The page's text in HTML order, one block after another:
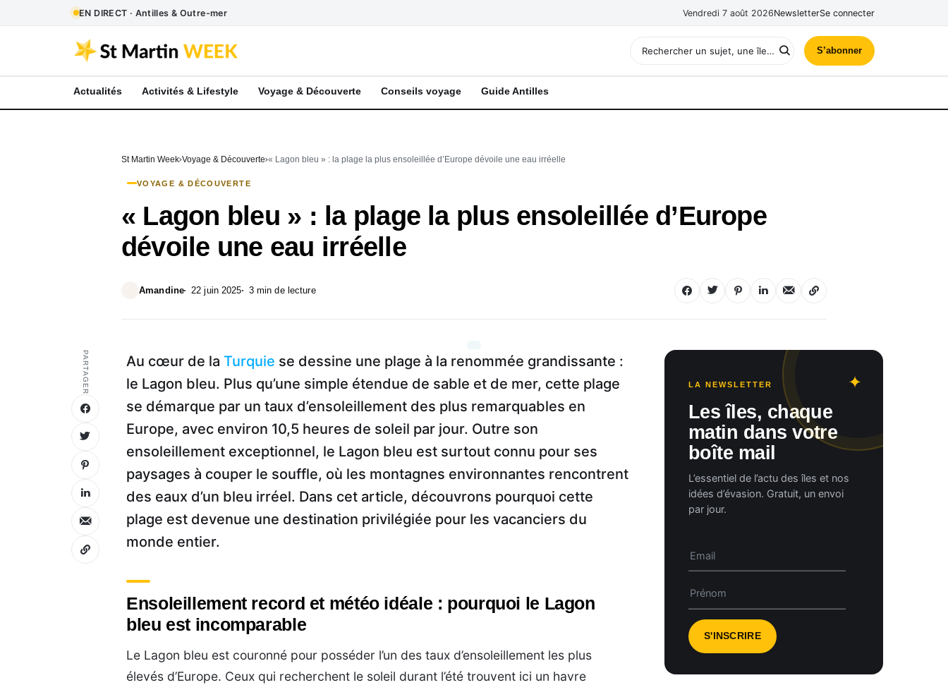
EN DIRECT · Antilles & Outre-mer Vendredi 7 août 2026NewsletterSe connecter
S’abonner
Actualités Activités & Lifestyle Voyage & Découverte Conseils voyage Guide Antilles
St Martin Week Voyage & Découverte « Lagon bleu » : la plage la plus ensoleillée d’Europe dévoile une eau irréelle
VOYAGE & DÉCOUVERTE
« Lagon bleu » : la plage la plus ensoleillée d’Europe
dévoile une eau irréelle
Amandine 22 juin 2025 3 min de lecture
PARTAGER Au cœur de laTurquie se dessine une plage à la renommée grandissante :
le Lagon bleu. Plus qu’une simple étendue de sable et de mer, cette plage
se démarque par un taux d’ensoleillement des plus remarquables en
Europe, avec environ 10,5 heures de soleil par jour. Outre son
ensoleillement exceptionnel, le Lagon bleu est surtout connu pour ses
paysages à couper le souffle, où les montagnes environnantes rencontrent
des eaux d’un bleu irréel. Dans cet article, découvrons pourquoi cette
plage est devenue une destination privilégiée pour les vacanciers du
monde entier.
Ensoleillement record et météo idéale : pourquoi le Lagon
bleu est incomparable
Le Lagon bleu est couronné pour posséder l’un des taux d’ensoleillement les plus
élevés d’Europe. Ceux qui recherchent le soleil durant l’été trouvent ici un havre
LA NEWSLETTER
Les îles, chaque
matin dans votre
boîte mail
L’essentiel de l’actu des îles et nos
idées d’évasion. Gratuit, un envoi
par jour.